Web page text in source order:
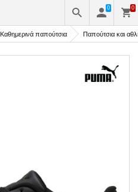
0 0
Καθημερινά παπούτσια Παπούτσια και